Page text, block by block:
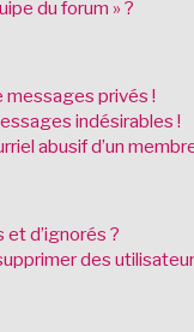
du forum » ?
messages privés !
indésirables !
abusif d’un
et d’ignorés ?
des